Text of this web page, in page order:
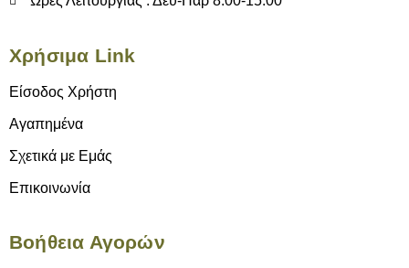
Χρήσιμα Link
Είσοδος Χρήστη
Αγαπημένα
Σχετικά με Εμάς
Επικοινωνία
Βοήθεια Αγορών